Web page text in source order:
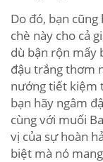
Do đó, bạn
chè này cho cả
dù bận rộn mấy
đậu trắng thơm
nướng tiết kiệm
bạn hãy ngâm
cùng với muối
vị của sự hoàn
biệt mà nó